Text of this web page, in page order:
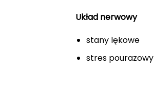
Układ nerwowy
stany lękowe
stres pourazowy